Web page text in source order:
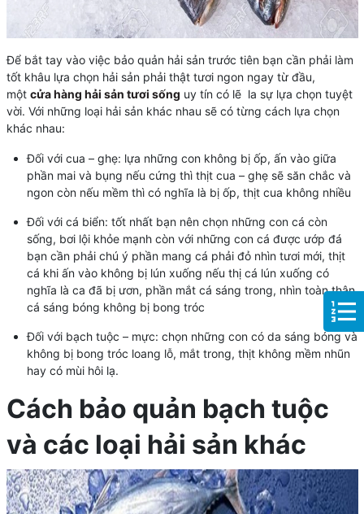
Để bắt tay vào việc bảo quản hải sản trước tiên bạn cần phải làm
tốt khâu lựa chọn hải sản phải thật tươi ngon ngay từ đầu,
một cửa hàng hải sản tươi sống uy tín có lẽ la sự lựa chọn tuyệt
vời. Với những loại hải sản khác nhau sẽ có từng cách lựa chọn
khác nhau:
Đối với cua – ghẹ: lựa những con không bị ốp, ấn vào giữa
phần mai và bụng nếu cứng thì thịt cua – ghẹ sẽ săn chắc và
ngon còn nếu mềm thì có nghĩa là bị ốp, thịt cua không nhiều
Đối với cá biển: tốt nhất bạn nên chọn những con cá còn
sống, bơi lội khỏe mạnh còn với những con cá được ướp đá
bạn cần phải chú ý phần mang cá phải đỏ nhìn tươi mới, thịt
cá khi ấn vào không bị lún xuống nếu thị cá lún xuống có
nghĩa là ca đã bị ươn, phần mắt cá sáng trong, nhìn toàn thân
cá sáng bóng không bị bong tróc
Đối với bạch tuộc – mực: chọn những con có da sáng bóng và
không bị bong tróc loang lỗ, mắt trong, thịt không mềm nhũn
hay có mùi hôi lạ.
Cách bảo quản bạch tuộc
và các loại hải sản khác